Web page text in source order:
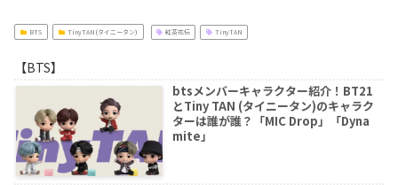
BTS TinyTAN(タイニータン) 紅茶花伝 TinyTAN
【BTS】
btsメンバーキャラクター紹介！BT21
とTiny TAN (タイニータン)のキャラク
ターは誰が誰？「MIC Drop」「Dyna
mite」